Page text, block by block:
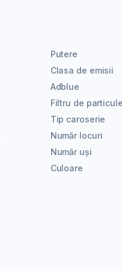
Putere
Clasa de emisii
Adblue
Filtru de particule
Tip caroserie
Număr locuri
Număr uși
Culoare